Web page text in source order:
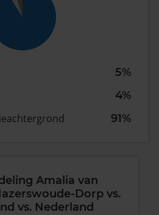
5%
4%
91%
Amalia van
Dorp vs.
vs. Nederland